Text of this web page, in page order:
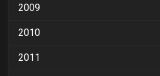
2009
2010
2011